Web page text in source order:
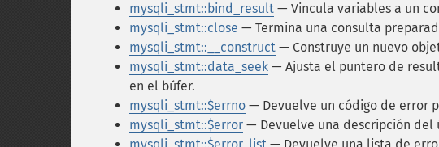
mysqli_stmt::bind_result — Vincula variables a un
mysqli_stmt::close — Termina una consulta
mysqli_stmt::__construct — Construye un nuevo
mysqli_stmt::data_seek — Ajusta el puntero de
en el búfer.
mysqli_stmt::$errno — Devuelve un código de error
mysqli_stmt::$error — Devuelve una descripción